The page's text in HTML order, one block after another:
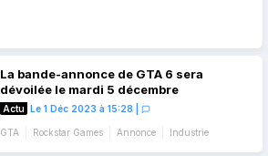
La bande-annonce de GTA 6 sera
dévoilée le mardi 5 décembre
Actu Le 1 Déc 2023 à 15:28
GTA Rockstar Games Annonce Industrie